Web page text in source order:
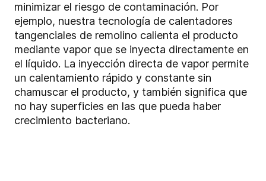
minimizar el riesgo de contaminación. Por
ejemplo, nuestra tecnología de calentadores
tangenciales de remolino calienta el producto
mediante vapor que se inyecta directamente en
el líquido. La inyección directa de vapor permite
un calentamiento rápido y constante sin
chamuscar el producto, y también significa que
no hay superficies en las que pueda haber
crecimiento bacteriano.